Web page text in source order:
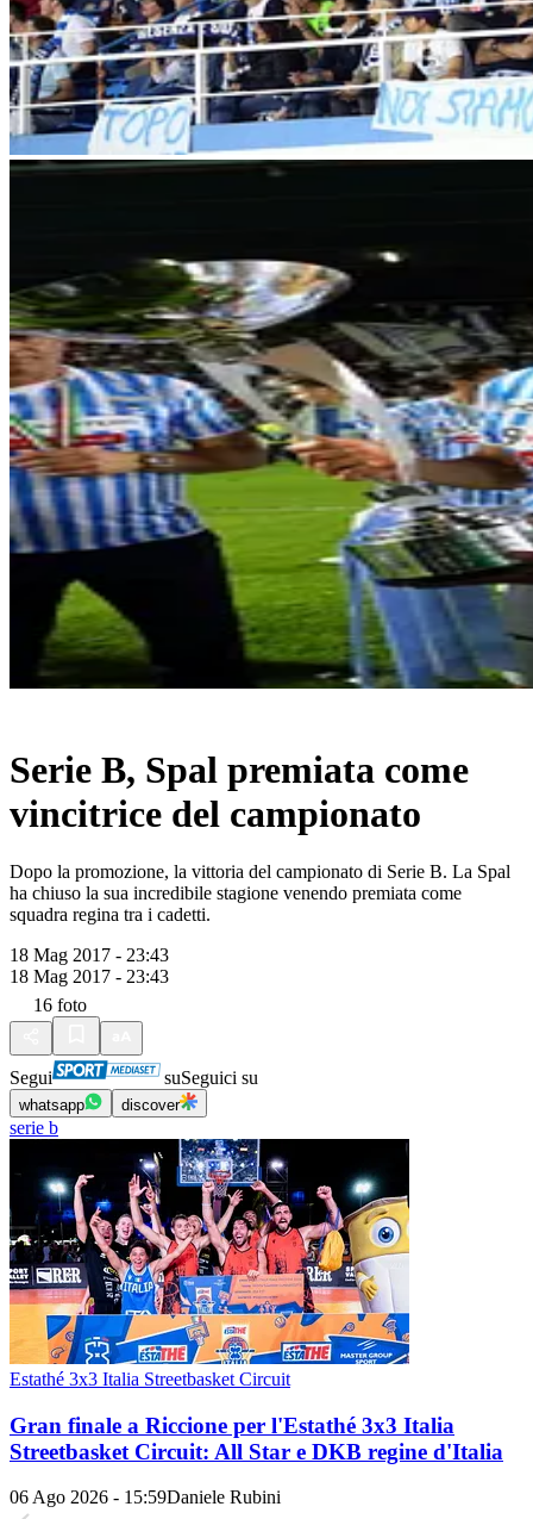
Serie B, Spal premiata come
vincitrice del campionato
Dopo la promozione, la vittoria del campionato di Serie B. La Spal
ha chiuso la sua incredibile stagione venendo premiata come
squadra regina tra i cadetti.
18 Mag 2017 - 23:43
18 Mag 2017 - 23:43
16 foto
Segui suSeguici su
whatsapp discover
serie b
Estathé 3x3 Italia Streetbasket Circuit
Gran finale a Riccione per l'Estathé 3x3 Italia
Streetbasket Circuit: All Star e DKB regine d'Italia
06 Ago 2026 - 15:59Daniele Rubini